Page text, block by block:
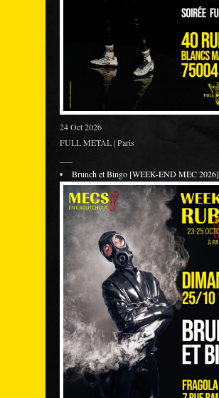
24 Oct 2026
FULL METAL | Paris
Brunch et Bingo [WEEK-END MEC 2026]